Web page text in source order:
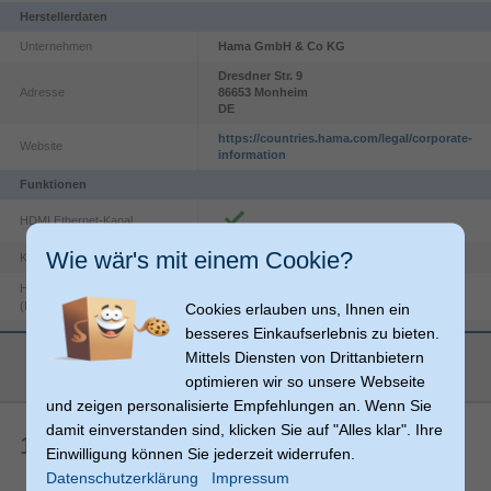
Herstellerdaten
Unternehmen Hama GmbH & Co KG
Adresse
Dresdner Str. 9
86653 Monheim
DE
Website
https://countries.hama.com/legal/corporate-
information
Funktionen
HDMI Ethernet-Kanal
Kabelmantelmaterial Polyvinylchlorid (PVC)
High Dynamic Range Video
(HDR) Unterstützung
Kabellänge 1,5 m
Unterstützte Grafik-
4096 x 2160
Magnetisch abgeschirmt
Anschlüsse HDMI
Anschluss 2 HDMI Typ A (Standard)
mehr anzeigen
1 Artikelbewertungen
Wie wär's mit einem Cookie?
Cookies erlauben uns, Ihnen ein
besseres Einkaufserlebnis zu bieten.
Mittels Diensten von Drittanbietern
optimieren wir so unsere Webseite
und zeigen personalisierte Empfehlungen an. Wenn Sie
damit einverstanden sind, klicken Sie auf "Alles klar". Ihre
Einwilligung können Sie jederzeit widerrufen.
Datenschutzerklärung
Impressum